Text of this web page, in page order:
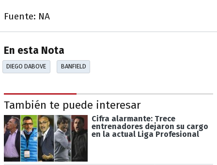
Fuente: NA
En esta Nota
DIEGO DABOVE BANFIELD
También te puede interesar
Cifra alarmante: Trece
entrenadores dejaron su cargo
en la actual Liga Profesional